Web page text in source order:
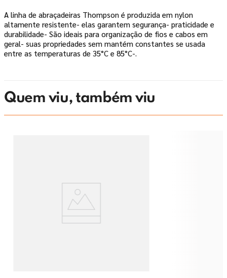
A linha de abraçadeiras Thompson é produzida em nylon
altamente resistente- elas garantem segurança- praticidade e
durabilidade- São ideais para organização de fios e cabos em
geral- suas propriedades sem mantém constantes se usada
entre as temperaturas de 35°C e 85°C-.
Quem viu, também viu